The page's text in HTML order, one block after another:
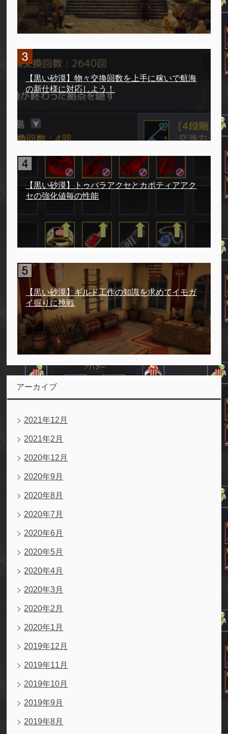
【黒い砂漠】物々交換回数を上手に稼いで航海
の新仕様に対応しよう！
【黒い砂漠】トゥバラアクセとカポティアアク
セの強化値毎の性能
【黒い砂漠】ギルド工作の知識を求めてイモガ
イ掘りに挑戦
アーカイブ
2021年12月
2021年2月
2020年12月
2020年9月
2020年8月
2020年7月
2020年6月
2020年5月
2020年4月
2020年3月
2020年2月
2020年1月
2019年12月
2019年11月
2019年10月
2019年9月
2019年8月